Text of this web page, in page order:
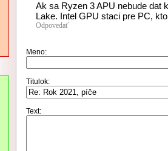
Ak sa Ryzen 3 APU nebude dat
Lake. Intel GPU staci pre PC,
Odpovedať
Meno:
Titulok:
Text: